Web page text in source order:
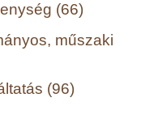
(66)
műszaki
(96)